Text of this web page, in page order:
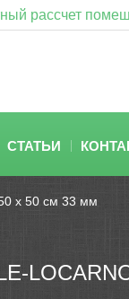
рассчет
СТАТЬИ
х 50 см 33 мм